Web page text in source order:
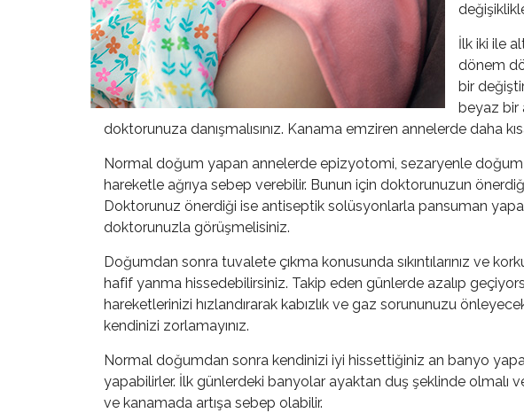
İlk iki ile
dönem
bir
beyaz bir
doktorunuza danışmalısınız. Kanama emziren annelerde daha
Normal doğum yapan annelerde epizyotomi, sezaryenle
hareketle ağrıya sebep verebilir. Bunun için doktorunuzun
Doktorunuz önerdiği ise antiseptik solüsyonlarla pansuman
doktorunuzla görüşmelisiniz.
Doğumdan sonra tuvalete çıkma konusunda sıkıntılarınız ve
hafif yanma hissedebilirsiniz. Takip eden günlerde azalıp
hareketlerinizi hızlandırarak kabızlık ve gaz sorununuzu
kendinizi zorlamayınız.
Normal doğumdan sonra kendinizi iyi hissettiğiniz an banyo
yapabilirler. İlk günlerdeki banyolar ayaktan duş şeklinde olmalı
ve kanamada artışa sebep olabilir.